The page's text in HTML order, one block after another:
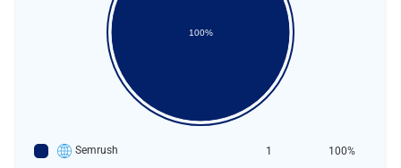
100%
Semrush 1 100%